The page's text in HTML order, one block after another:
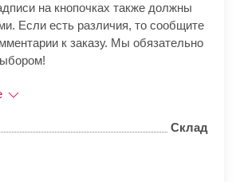
на кнопочках также должны
Если есть различия, то сообщите
к заказу. Мы обязательно
Склад